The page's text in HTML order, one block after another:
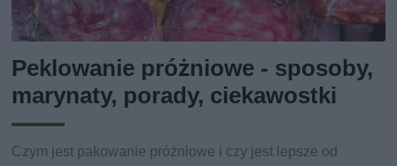
Peklowanie próżniowe - sposoby,
marynaty, porady, ciekawostki
Czym jest pakowanie próżniowe i czy jest lepsze od